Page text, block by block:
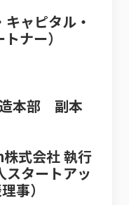
キャピタル・
ナー）
造本部 副本
式会社 執行
スタートアッ
事）